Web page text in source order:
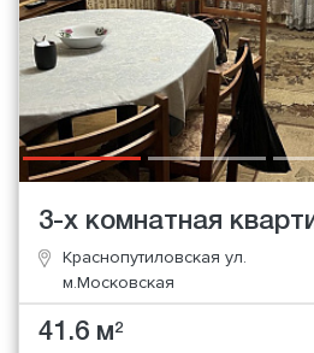
3-х комнатная
Краснопутиловская ул.
м.Московская
41.6 м2